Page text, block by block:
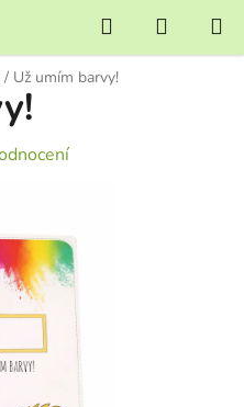
Hledat
KOŠÍK
/ Už umím barvy!